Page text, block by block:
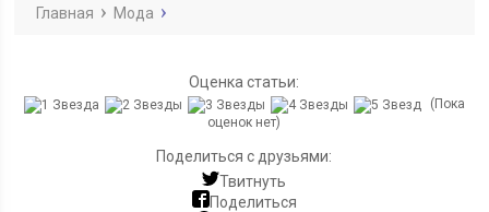
Главная Мода
Оценка статьи:
(Пока
оценок нет)
Поделиться с друзьями:
Твитнуть
Поделиться